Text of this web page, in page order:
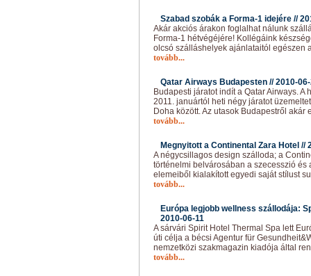
Szabad szobák a Forma-1 idejére //
Akár akciós árakon foglalhat nálunk
Forma-1 hétvégéjére! Kollégáink
olcsó szálláshelyek ajánlataitól egészen
tovább...
Qatar Airways Budapesten //2010-
Budapesti járatot indít a Qatar Airways.
2011. januártól heti négy járatot
Doha között. Az utasok Budapestről akár
tovább...
Megnyitott a Continental Zara Hotel //
A négycsillagos design szálloda; a
történelmi belvárosában a szecesszió és
elemeiből kialakított egyedi saját stílust
tovább...
Európa legjobb wellness szállodája:
2010-06-11
A sárvári Spirit Hotel Thermal Spa lett
úti célja a bécsi Agentur für
nemzetközi szakmagazin kiadója által
tovább...